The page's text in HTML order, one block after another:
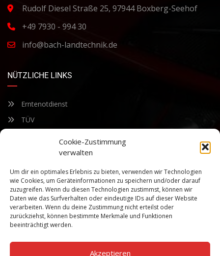
Cookie-Zustimmung
verwalten
Um dir ein optimales Erlebnis zu bieten, verwenden wir Technologien
wie Cookies, um Geräteinformationen zu speichern und/oder darauf
zuzugreifen. Wenn du diesen Technologien zustimmst, können wir
Daten wie das Surfverhalten oder eindeutige IDs auf dieser Website
verarbeiten. Wenn du deine Zustimmung nicht erteilst oder
zurückziehst, können bestimmte Merkmale und Funktionen
beeinträchtigt werden.
Akzeptieren
Rudolf Diesel Straße 25, 97944 Boxberg-Seehof
+49 7930 - 994 30
info@bach-landtechnik.de
NÜTZLICHE LINKS
Erntenotdienst
TÜV
Bleiben Sie auf dem Laufenden über unsere sich ständig
weiterentwickelnden Produkteigenschaften und Technologien.
Geben Sie Ihre E-Mail-Adresse ein und abonnieren Sie unseren
Newsletter.